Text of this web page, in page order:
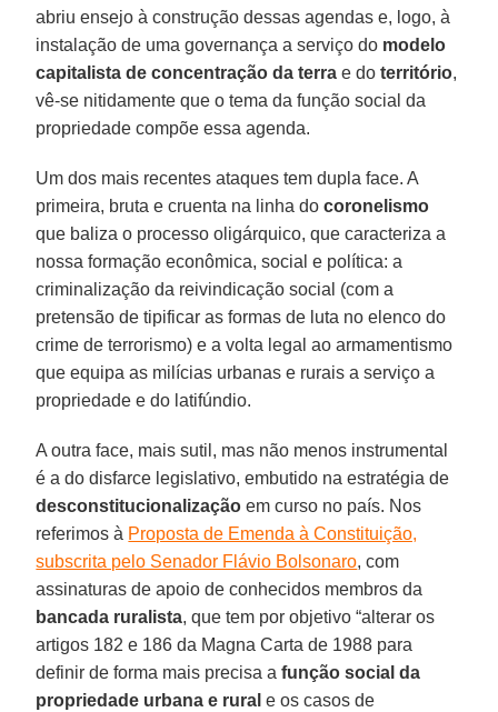
abriu ensejo à construção dessas agendas e, logo, à
instalação de uma governança a serviço do modelo
capitalista de concentração da terra e doterritório,
vê-se nitidamente que o tema da função social da
propriedade compõe essa agenda.
Um dos mais recentes ataques tem dupla face. A
primeira, bruta e cruenta na linha docoronelismo
que baliza o processo oligárquico, que caracteriza a
nossa formação econômica, social e política: a
criminalização da reivindicação social (com a
pretensão de tipificar as formas de luta no elenco do
crime de terrorismo) e a volta legal ao armamentismo
que equipa as milícias urbanas e rurais a serviço a
propriedade e do latifúndio.
A outra face, mais sutil, mas não menos instrumental
é a do disfarce legislativo, embutido na estratégia de
desconstitucionalização em curso no país. Nos
referimos à Proposta de Emenda à Constituição,
subscrita pelo Senador Flávio Bolsonaro, com
assinaturas de apoio de conhecidos membros da
bancada ruralista, que tem por objetivo “alterar os
artigos 182 e 186 da Magna Carta de 1988 para
definir de forma mais precisa afunção social da
propriedade urbana e rural e os casos de